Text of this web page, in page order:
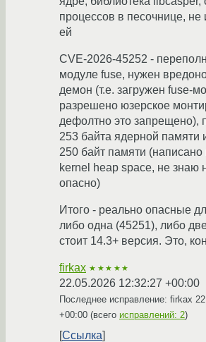
процессов в песочнице, не
ей
CVE-2026-45252 -
модуле fuse, нужен
демон (т.е. загружен fuse-
разрешено юзерское
дефолтно это запрещено),
253 байта ядерной памяти
250 байт памяти (написано
kernel heap space, не знаю
опасно)
Итого - реально опасные
либо одна (45251), либо
стоит 14.3+ версия. Это,
firkax ★★★★★
22.05.2026 12:32:27 +00:00
Последнее исправление: firkax
+00:00 (всего исправлений: 2)
Ссылка